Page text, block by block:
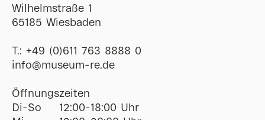
Wilhelmstraße 1
65185 Wiesbaden
T.: +49 (0)611 763 8888 0
ofni@museum-re de
Öffnungszeiten
Di-So
12:00-18:00 Uhr